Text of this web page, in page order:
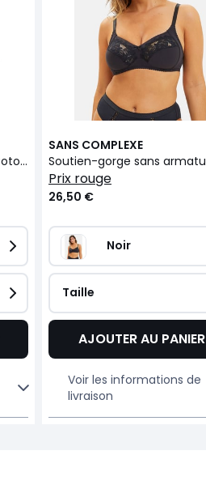
Soutien-gorge emboitant Coton d'Arum
SANS COMPLEXE
prix rouge
26,50 €
Noir
Taille
AJOUTER AU PANIER
Voir les informations de
livraison